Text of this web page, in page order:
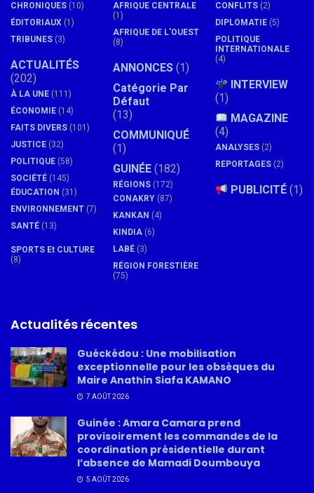
CHRONIQUES (10)
ÉDITORIAUX (1)
TRIBUNES (3)
ACTUALITÉS
(202)
À LA UNE (111)
ÉCONOMIE (14)
FAITS DIVERS (101)
JUSTICE (32)
POLITIQUE (58)
SOCIÉTÉ (145)
ÉDUCATION (31)
ENVIRONNEMENT (7)
SANTÉ (13)
SPORTS Et CULTURE
(8)
AFRIQUE CENTRALE
(1)
AFRIQUE DE L'OUEST
(8)
ANNONCES (1)
Catégorie Par
Défaut
(13)
COMMUNIQUÉ
(1)
GUINÉE (182)
RÉGIONS (172)
CONAKRY (87)
KANKAN (4)
KINDIA (6)
LABÉ (3)
RÉGION FORESTIÈRE
(75)
CONFLITS (2)
DIPLOMATIE (5)
POLITIQUE
INTERNATIONALE
(4)
INTERVIEW
(1)
MAGAZINE
(4)
ANALYSES (2)
REPORTAGES (2)
PUBLICITÉ (1)
Actualités récentes
Guéckédou : Une mobilisation
exceptionnelle pour les obsèques du
Maire Anathin Siafa KAMANO
7 AOÛT 2026
Guinée : Amara Camara prend
provisoirement les commandes de la
coordination présidentielle durant
l’absence de Mamadi Doumbouya
5 AOÛT 2026